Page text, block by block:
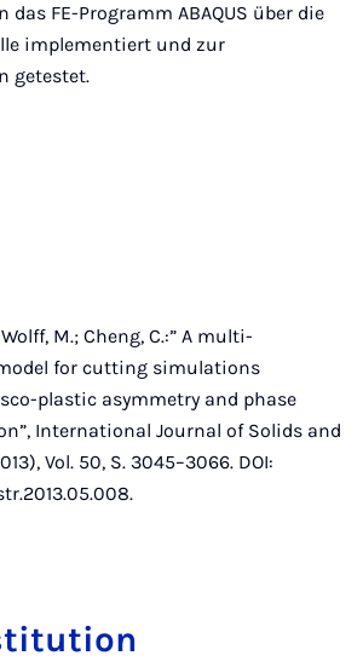
das FE-Programm ABAQUS über die
implementiert und zur
getestet.
M.; Cheng, C.:” A multi-
for cutting simulations
plastic asymmetry and phase
International Journal of Solids and
Vol. 50, S. 3045–3066. DOI: